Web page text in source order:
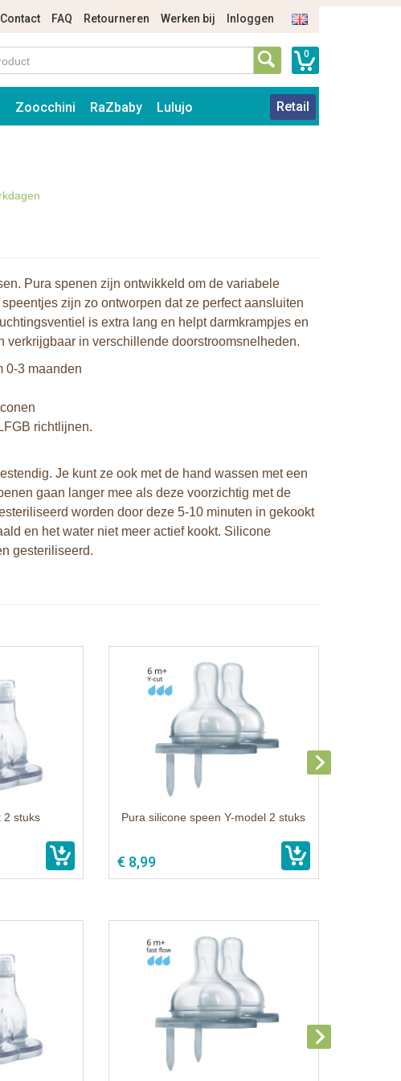
Contact FAQ Retourneren Werken bij Inloggen
0
Zoocchini RaZbaby Lulujo Retail
Pura spenen zijn ontwikkeld om de variabele
zijn zo ontworpen dat ze perfect aansluiten
is extra lang en helpt darmkrampjes en
in verschillende doorstroomsnelheden.
0-3 maanden
richtlijnen.
Je kunt ze ook met de hand wassen met een
gaan langer mee als deze voorzichtig met de
worden door deze 5-10 minuten in gekookt
en het water niet meer actief kookt. Silicone
gesteriliseerd.
2 stuks Pura silicone speen Y-model 2 stuks
€ 8,99